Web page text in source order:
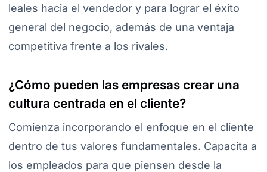
leales hacia el vendedor y para lograr el éxito
general del negocio, además de una ventaja
competitiva frente a los rivales.
¿Cómo pueden las empresas crear una
cultura centrada en el cliente?
Comienza incorporando el enfoque en el cliente
dentro de tus valores fundamentales. Capacita a
los empleados para que piensen desde la